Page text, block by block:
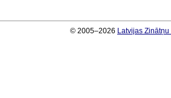
© 2005–2026 Latvijas